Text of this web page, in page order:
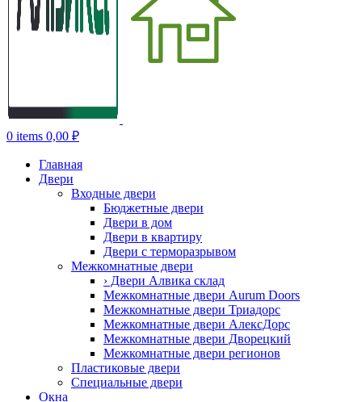
0 items 0,00 ₽
Главная
Двери
Входные двери
Бюджетные двери
Двери в дом
Двери в квартиру
Двери с терморазрывом
Межкомнатные двери
› Двери Алвика склад
Межкомнатные двери Aurum Doors
Межкомнатные двери Триадорс
Межкомнатные двери АлексДорс
Межкомнатные двери Дворецкий
Межкомнатные двери регионов
Пластиковые двери
Специальные двери
Окна